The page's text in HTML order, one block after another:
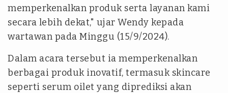
memperkenalkan produk serta layanan kami
secara lebih dekat," ujar Wendy kepada
wartawan pada Minggu (15/9/2024).
Dalam acara tersebut ia memperkenalkan
berbagai produk inovatif, termasuk skincare
seperti serum oilet yang diprediksi akan